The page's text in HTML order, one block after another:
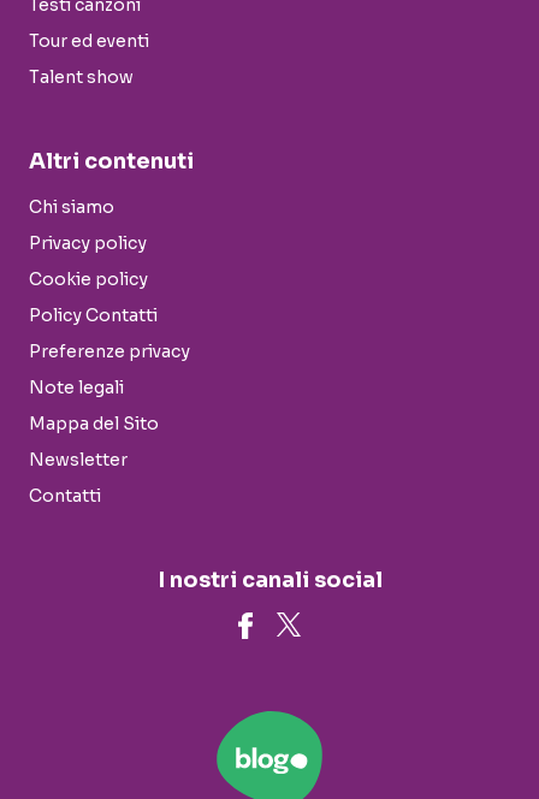
Testi canzoni
Tour ed eventi
Talent show
Altri contenuti
Chi siamo
Privacy policy
Cookie policy
Policy Contatti
Preferenze privacy
Note legali
Mappa del Sito
Newsletter
Contatti
I nostri canali social